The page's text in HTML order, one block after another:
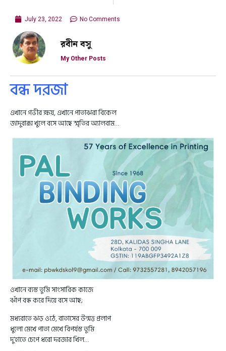
July 23, 2022 No Comments
রবীন বসু
My Other Posts
বন্ধ দরজা
এখানে গভীর ক্ষয়, এখানে পাতাঝরা বিকেল
জাদুবাক্স খুলে বসে আছে স্মৃতির অ্যালবাম…
ওখানে ব্যস্ত তুমি সাংসারিক কাজে
ঝাঁপ বন্ধ করে দিয়ে বসে আছ;
মধ্যরাতে ঝড় ওঠে, বাতাসের উন্মত্ত প্রলাপ
ধুলো মেখে পাতা মেখে বিপর্যস্ত তুমি
দু’হাতে চেপে ধরো দরজার খিল…